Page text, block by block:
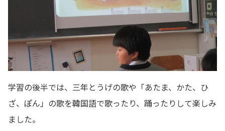
学習の後半では、三年とうげの歌や「あたま、かた、ひ
ざ、ぽん」の歌を韓国語で歌ったり、踊ったりして楽しみ
ました。